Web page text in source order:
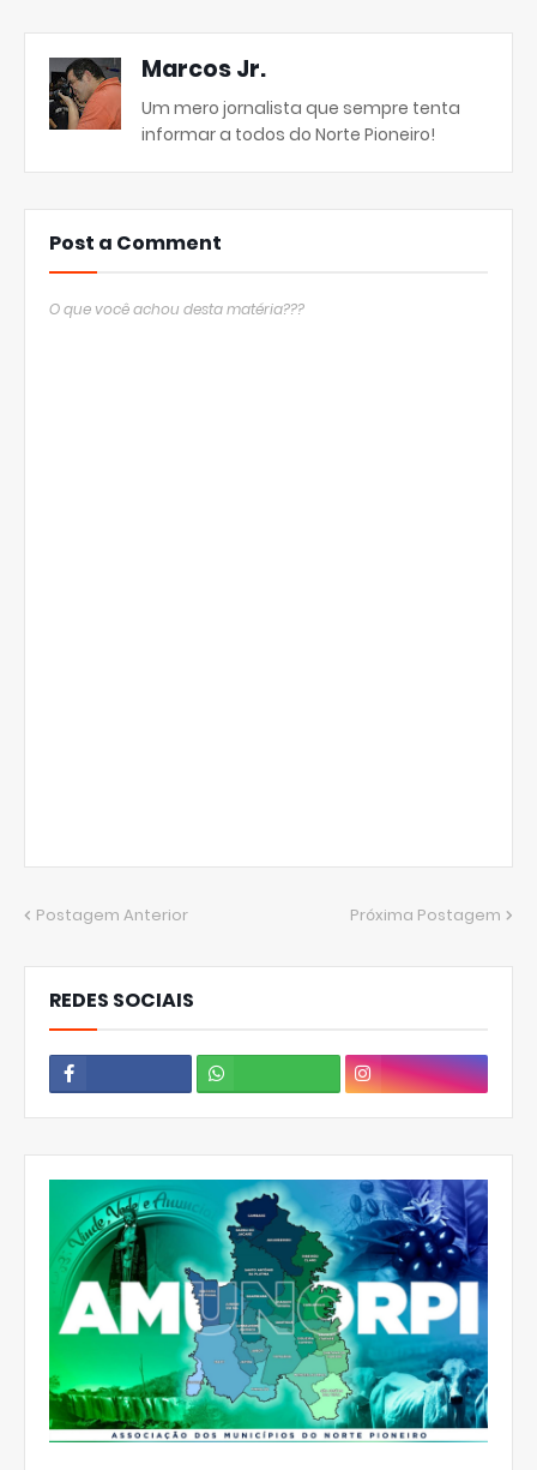
Marcos Jr.
Um mero jornalista que sempre tenta
informar a todos do Norte Pioneiro!
Post a Comment
O que você achou desta matéria???
Postagem Anterior Próxima Postagem
REDES SOCIAIS